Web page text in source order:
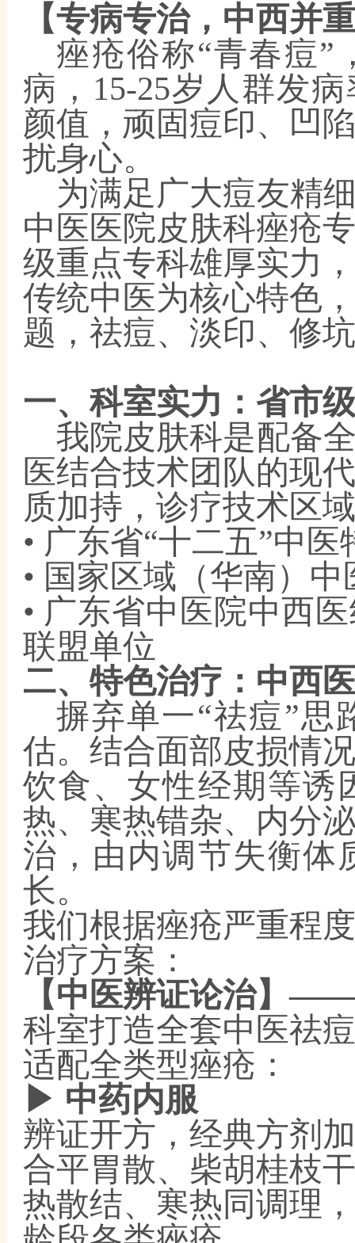
【专病专治，中西并
痤疮俗称“青春痘”
病，15-25岁人群发
颜值，顽固痘印、凹
扰身心。
为满足广大痘友精
中医医院皮肤科痤疮
级重点专科雄厚实力
传统中医为核心特色
题，祛痘、淡印、修
一、科室实力：省市
我院皮肤科是配备
医结合技术团队的现
质加持，诊疗技术区
• 广东省“十二五”中医
• 国家区域（华南）
• 广东省中医院中西
联盟单位
二、 特色治疗：中西
摒弃单一“祛痘”思
估。结合面部皮损情
饮食、女性经期等诱
热、寒热错杂、内分
治，由内调节失衡体
长。
我们根据痤疮严重程
治疗方案：
【中医辨证论治】——
科室打造全套中医祛
适配全类型痤疮：
▶ 中药内服
辨证开方，经典方剂
合平胃散、柴胡桂枝
热散结、寒热同调理